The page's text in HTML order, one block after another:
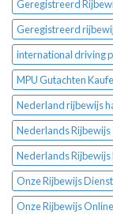
Geregistreerd
Geregistreerd
international driving
MPU Gutachten
Nederland rijbewijs
Nederlands Rijbewijs
Nederlands Rijbewijs
Onze Rijbewijs
Onze Rijbewijs